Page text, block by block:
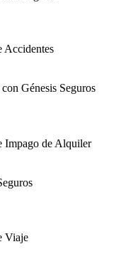
Accidentes
Impago de Alquiler
Viaje